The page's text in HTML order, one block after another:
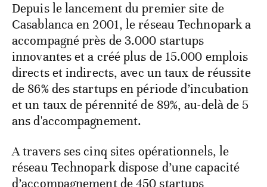
Depuis le lancement du premier site de
Casablanca en 2001, le réseau Technopark a
accompagné près de 3.000 startups
innovantes et a créé plus de 15.000 emplois
directs et indirects, avec un taux de réussite
de 86% des startups en période d’incubation
et un taux de pérennité de 89%, au-delà de 5
ans d'accompagnement.
A travers ses cinq sites opérationnels, le
réseau Technopark dispose d’une capacité
d’accompagnement de 450 startups